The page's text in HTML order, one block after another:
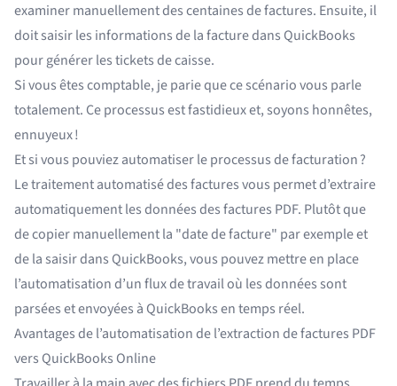
examiner manuellement des centaines de factures. Ensuite, il
doit saisir les informations de la facture dans QuickBooks
pour générer les tickets de caisse.
Si vous êtes comptable, je parie que ce scénario vous parle
totalement. Ce processus est fastidieux et, soyons honnêtes,
ennuyeux !
Et si vous pouviez automatiser le processus de facturation ?
Le traitement automatisé des factures vous permet d’extraire
automatiquement les données des factures PDF. Plutôt que
de copier manuellement la "date de facture" par exemple et
de la saisir dans QuickBooks, vous pouvez mettre en place
l’automatisation d’un flux de travail où les données sont
parsées et envoyées à QuickBooks en temps réel.
Avantages de l’automatisation de l’extraction de factures PDF
vers QuickBooks Online